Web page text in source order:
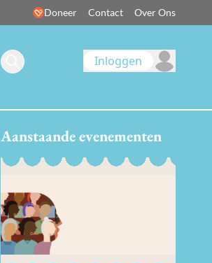
Doneer Contact Over Ons
Inloggen
Aanstaande evenementen